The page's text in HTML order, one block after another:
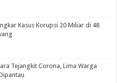
Kasus Korupsi 20 Miliar di 48
Tejangkit Corona, Lima Warga